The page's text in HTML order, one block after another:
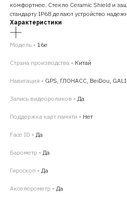
комфортнее. Стекло Ceramic Shield и
стандарту IP68 делают устройство
Характеристики
Модель - 16e
Страна производства - Китай
Навигация - GPS, ГЛОНАСС, BeiDou,
Запись видеороликов - Да
Поддержка карт памяти - Нет
Face ID - Да
Барометр - Да
Гироскоп - Да
Акселерометр - Да